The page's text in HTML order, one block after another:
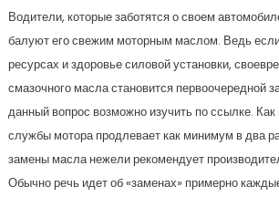
Водители, которые заботятся о своем
балуют его свежим моторным маслом. Ведь
ресурсах и здоровье силовой установки,
смазочного масла становится первоочередной
данный вопрос возможно изучить по ссылке.
службы мотора продлевает как минимум в два
замены масла нежели рекомендует
Обычно речь идет об «заменах» примерно